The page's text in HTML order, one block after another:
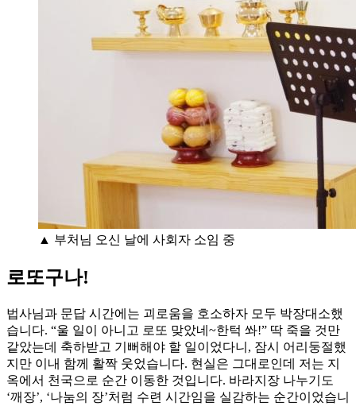
▲ 부처님 오신 날에 사회자 소임 중
로또구나!
법사님과 문답 시간에는 괴로움을 호소하자 모두 박장대소했
습니다. “울 일이 아니고 로또 맞았네~한턱 쏴!” 딱 죽을 것만
같았는데 축하받고 기뻐해야 할 일이었다니, 잠시 어리둥절했
지만 이내 함께 활짝 웃었습니다. 현실은 그대로인데 저는 지
옥에서 천국으로 순간 이동한 것입니다. 바라지장 나누기도
‘깨장’, ‘나눔의 장’처럼 수련 시간임을 실감하는 순간이었습니